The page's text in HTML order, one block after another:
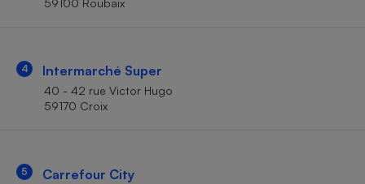
4 Intermarché Super
40 - 42 rue Victor Hugo
59170 Croix
5 Carrefour City